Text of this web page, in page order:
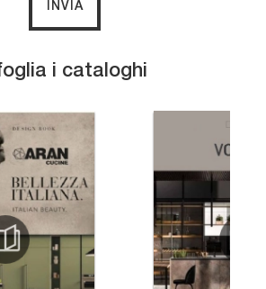
i cataloghi
INVIA